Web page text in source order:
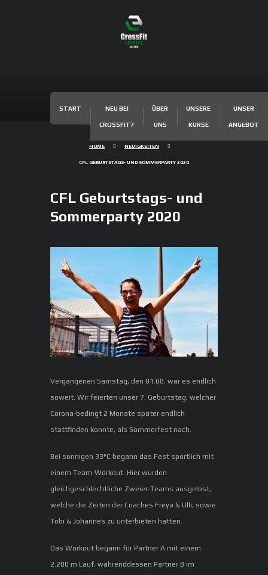
START NEU BEI
CROSSFIT?
ÜBER
UNS
UNSERE
KURSE
UNSER
ANGEBOT
HOME NEUIGKEITEN
CFL GEBURTSTAGS- UND SOMMERPARTY 2020
CFL Geburtstags- und
Sommerparty 2020
Vergangenen Samstag, den 01.08. war es endlich
soweit. Wir feierten unser 7. Geburtstag, welcher
Corona-bedingt 2 Monate später endlich
stattfinden konnte, als Sommerfest nach.
Bei sonnigen 33°C begann das Fest sportlich mit
einem Team-Workout. Hier wurden
gleichgeschlechtliche Zweier-Teams ausgelost,
welche die Zeiten der Coaches Freya & Ulli, sowie
Tobi & Johannes zu unterbieten hatten.
Das Workout begann für Partner A mit einem
2.200 m Lauf, währenddessen Partner B im